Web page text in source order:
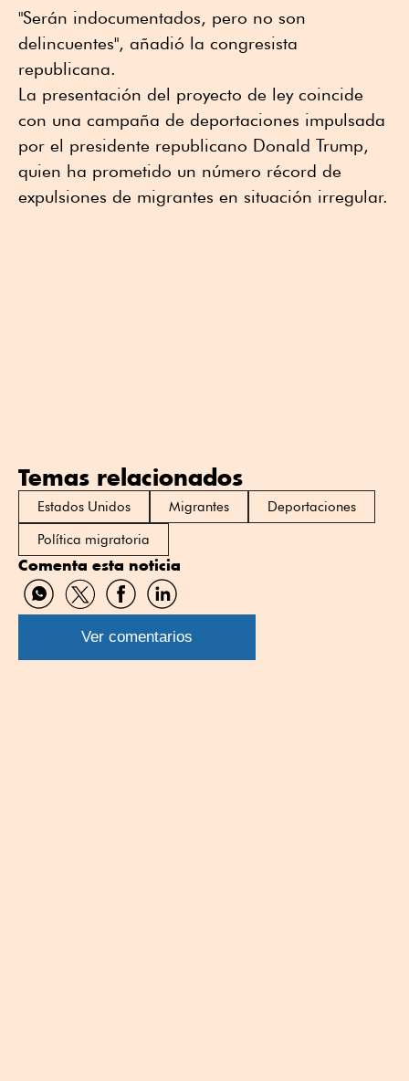
"Serán indocumentados, pero no son
delincuentes", añadió la congresista
republicana.
La presentación del proyecto de ley coincide
con una campaña de deportaciones impulsada
por el presidente republicano Donald Trump,
quien ha prometido un número récord de
expulsiones de migrantes en situación irregular.
Temas relacionados
Estados Unidos Migrantes
Deportaciones
Política migratoria
Comenta esta noticia
Compartir
por
WhatsApp
Compartir
por
Twitter
Compartir
por
Facebook
Compartir
por
Linkedin
Ver comentarios